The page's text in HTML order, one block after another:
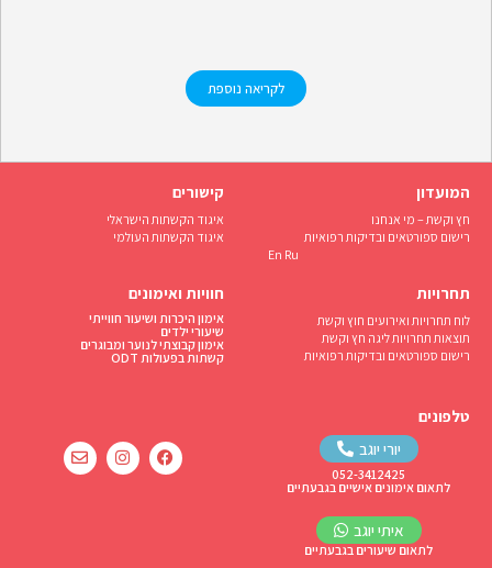
לקריאה נוספת
המועדון
חץ וקשת – מי אנחנו
רישום ספורטאים ובדיקות רפואיות
EnRu
קישורים
איגוד הקשתות הישראלי
איגוד הקשתות העולמי
תחרויות
לוח תחרויות ואירועים חוץ וקשת
תוצאות תחרויות ליגה חץ וקשת
רישום ספורטאים ובדיקות רפואיות
חוויות ואימונים
אימון היכרות ושיעור חווייתי
שיעורי ילדים
אימון קבוצתי לנוער ומבוגרים
קשתות בפעולות ODT
טלפונים
יורי יוגב
052-3412425
לתאום אימונים אישיים בגבעתיים
איתי יוגב
לתאום שיעורים בגבעתיים